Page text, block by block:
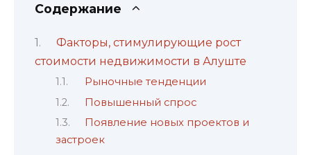
Содержание
Факторы, стимулирующие рост
стоимости недвижимости в Алуште
Рыночные тенденции
Повышенный спрос
Появление новых проектов и
застроек